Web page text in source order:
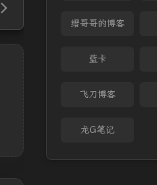
缙哥哥的博客
蓝卡
飞刀博客
龙G笔记